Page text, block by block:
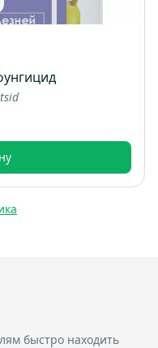
быстро находить